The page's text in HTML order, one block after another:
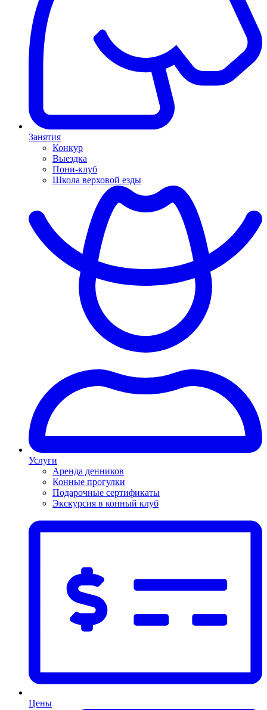
Занятия
Конкур
Выездка
Пони-клуб
Школа верховой езды
Услуги
Аренда денников
Конные прогулки
Подарочные сертификаты
Экскурсия в конный клуб
Цены